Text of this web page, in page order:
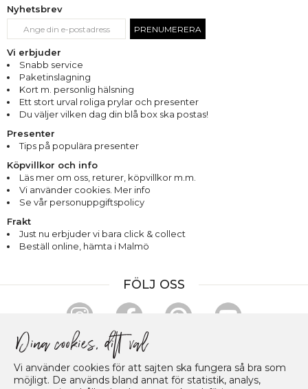
Vi använder cookies för att sajten ska fungera så bra som
möjligt. De används bland annat för statistik, analys,
Nyhetsbrev
PRENUMERERA
Vi erbjuder
Snabb service
Paketinslagning
Kort m. personlig hälsning
Ett stort urval roliga prylar och presenter
Du väljer vilken dag din blå box ska postas!
Presenter
Tips på populära presenter
Köpvillkor och info
Läs mer om oss, returer, köpvillkor m.m.
Vi använder cookies. Mer info
Se vår personuppgiftspolicy
Frakt
Just nu erbjuder vi bara click & collect
Beställ online, hämta i Malmö
FÖLJ OSS
HANDLA & BETALA TRYGGT